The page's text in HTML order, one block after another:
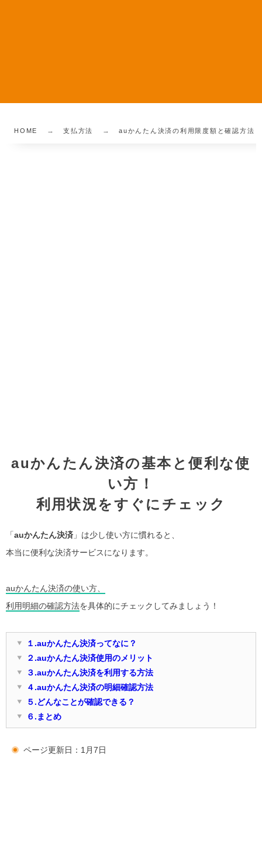
HOME 支払方法 auかんたん決済の利用限度額と確認方法
auかんたん決済の基本と便利な使
い方！
利用状況をすぐにチェック
「auかんたん決済 」は少し使い方に慣れると、
本当に便利な決済サービスになります。
auかんたん決済の使い方、
利用明細の確認方法を具体的にチェックしてみましょう！
１.auかんたん決済ってなに？
２.auかんたん決済使用のメリット
３.auかんたん決済を利用する方法
４.auかんたん決済の明細確認方法
５.どんなことが確認できる？
６.まとめ
ページ更新日：1月7日